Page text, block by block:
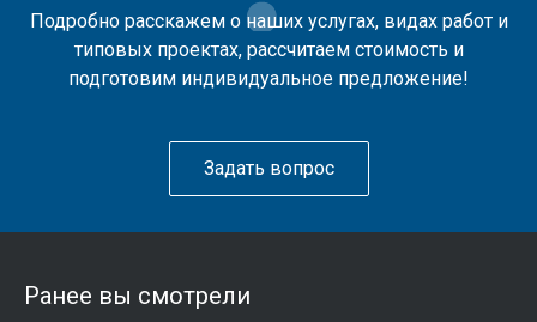
Подробно расскажем о наших услугах, видах работ и
типовых проектах, рассчитаем стоимость и
подготовим индивидуальное предложение!
Задать вопрос
Ранее вы смотрели